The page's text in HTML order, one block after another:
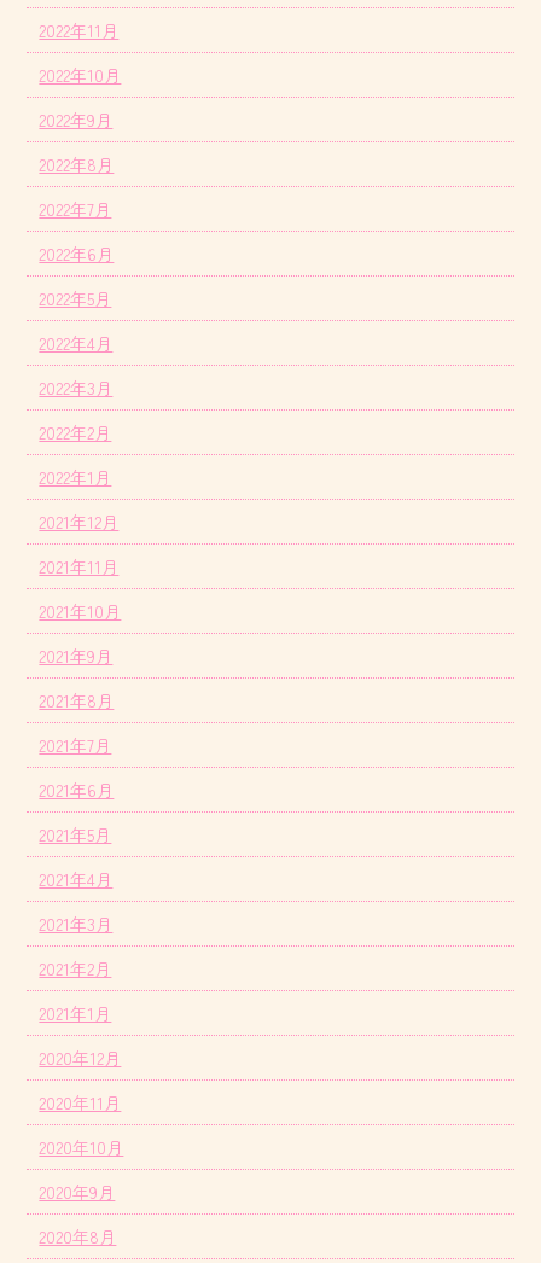
2022年11月
2022年10月
2022年9月
2022年8月
2022年7月
2022年6月
2022年5月
2022年4月
2022年3月
2022年2月
2022年1月
2021年12月
2021年11月
2021年10月
2021年9月
2021年8月
2021年7月
2021年6月
2021年5月
2021年4月
2021年3月
2021年2月
2021年1月
2020年12月
2020年11月
2020年10月
2020年9月
2020年8月